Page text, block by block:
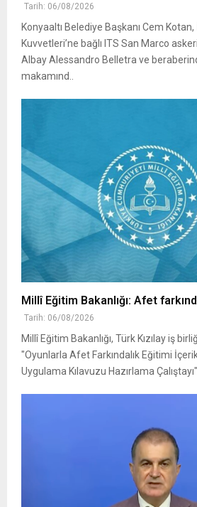
Tarih: 06/08/2026
Konyaaltı Belediye Başkanı Cem
Kuvvetleri’ne bağlı ITS San Marco
Albay Alessandro Belletra ve
makamınd..
Millî Eğitim Bakanlığı: Afet
Tarih: 06/08/2026
Millî Eğitim Bakanlığı, Türk Kızılay iş
"Oyunlarla Afet Farkındalık Eğitimi
Uygulama Kılavuzu Hazırlama